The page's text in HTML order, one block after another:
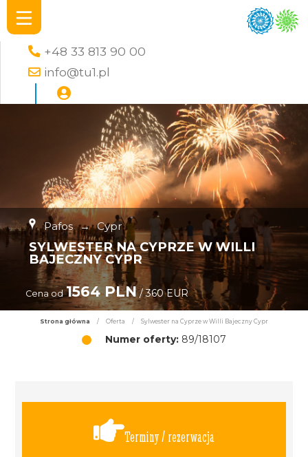
+48 33 813 90 00
info@tu1.pl
Pafos → Cypr
SYLWESTER NA CYPRZE W WILLI
BAJECZNY CYPR
Cena od 1564 PLN/ 360 EUR
Strona główna / Oferta / Sylwester na Cyprze w Willi Bajeczny Cypr
Numer oferty: 89/18107
Terminy / rezerwacja